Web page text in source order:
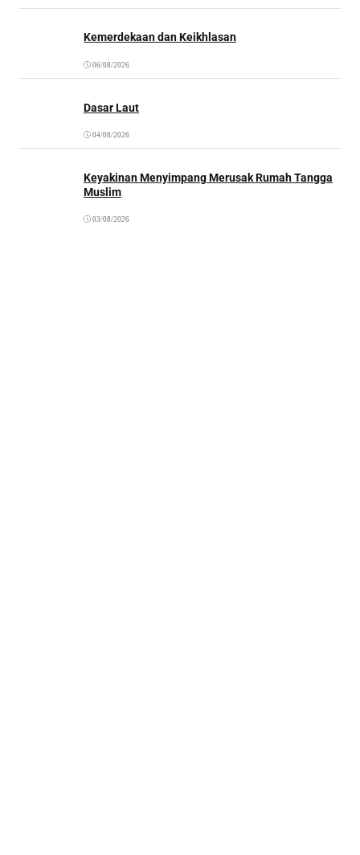
Kemerdekaan dan Keikhlasan
06/08/2026
Dasar Laut
04/08/2026
Keyakinan Menyimpang Merusak Rumah Tangga
Muslim
03/08/2026